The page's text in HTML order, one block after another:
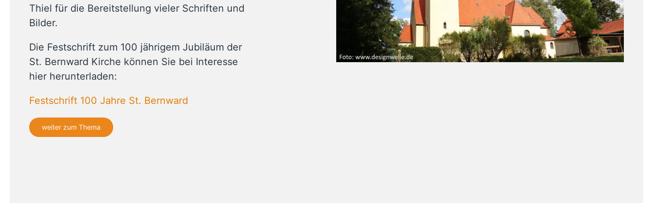
Thiel für die Bereitstellung vieler Schriften und
Bilder.
Die Festschrift zum 100 jährigem Jubiläum der
St. Bernward Kirche können Sie bei Interesse
hier herunterladen:
Festschrift 100 Jahre St. Bernward
weiter zum Thema